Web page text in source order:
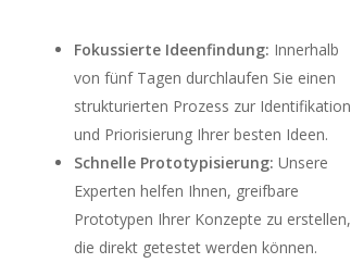
Fokussierte Ideenfindung: Innerhalb
von fünf Tagen durchlaufen Sie einen
strukturierten Prozess zur Identifikation
und Priorisierung Ihrer besten Ideen.
Schnelle Prototypisierung: Unsere
Experten helfen Ihnen, greifbare
Prototypen Ihrer Konzepte zu erstellen,
die direkt getestet werden können.